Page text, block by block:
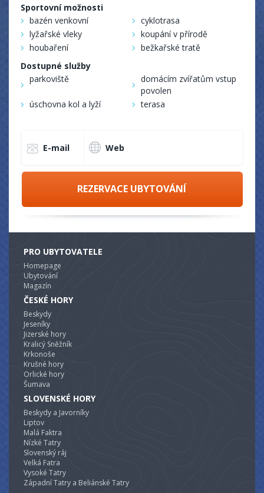
Sportovní možnosti
bazén venkovní
cyklotrasa
lyžařské vleky
koupání v přírodě
houbaření
bežkařské tratě
Dostupné služby
parkoviště
domácím zvířatům vstup
povolen
úschovna kol a lyží
terasa
E-mail Web
REZERVACE UBYTOVÁNÍ
PRO UBYTOVATELE
Homepage
Ubytování
Magazín
ČESKÉ HORY
Beskydy
Jeseníky
Jizerské hory
Kralicý Sněžník
Krkonoše
Krušné hory
Orlické hory
Šumava
SLOVENSKÉ HORY
Beskydy a Javorníky
Liptov
Malá Faktra
Nízké Tatry
Slovenský ráj
Velká Fatra
Vysoké Tatry
Západní Tatry a Beliánské Tatry